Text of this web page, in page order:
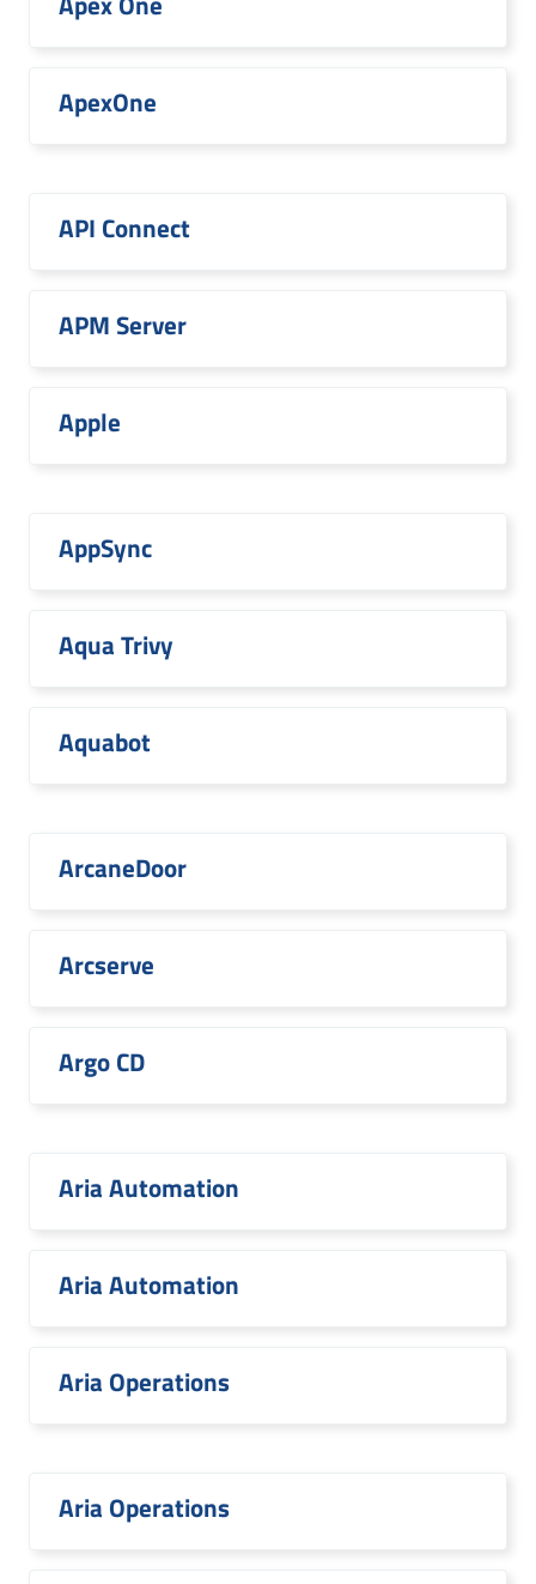
ApexOne
API Connect
APM Server
Apple
AppSync
Aqua Trivy
Aquabot
ArcaneDoor
Arcserve
Argo CD
Aria Automation
Aria Automation
Aria Operations
Aria Operations